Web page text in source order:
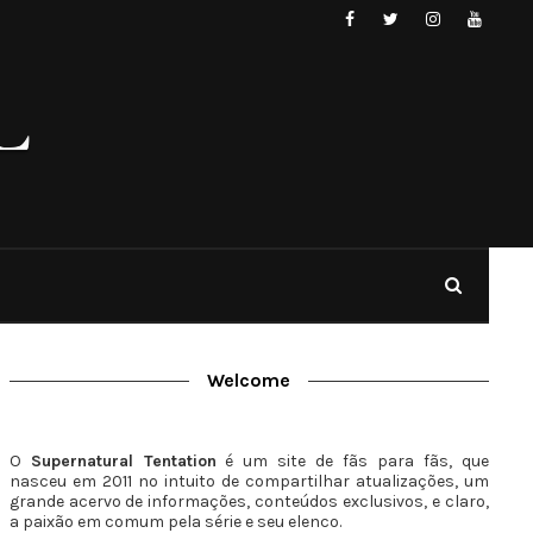
Welcome
O Supernatural Tentation é um site de fãs para fãs, que
nasceu em 2011 no intuito de compartilhar atualizações, um
grande acervo de informações, conteúdos exclusivos, e claro,
a paixão em comum pela série e seu elenco.